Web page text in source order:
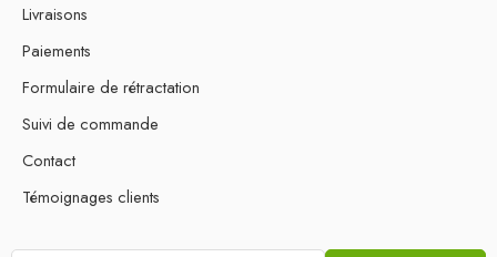
Livraisons
Paiements
Formulaire de rétractation
Suivi de commande
Contact
Témoignages clients